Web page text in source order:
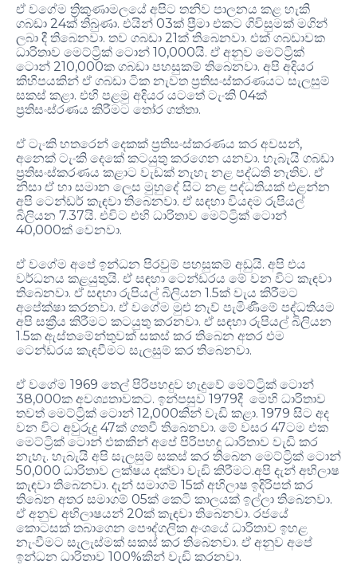
ඒ වගේම ත්‍රිකුණාමලයේ අපිට තනිව පාලනය කළ හැකි
ගබඩා 24ක් තිබුණා. එයින් 03ක් ප්‍රීමා එකට ගිවිසුමක් මගින්
ලබා දී තිබෙනවා. තව ගබඩා 21ක් තිබෙනවා. එක් ගබඩාවක
ධාරිතාව මෙට්ට්‍රික් ටොන් 10,000යි. ඒ අනුව මෙට්ට්‍රික්
ටොන් 210,000ක ගබඩා පහසුකම් තිබෙනවා. අපි අදියර
කිහිපයකින් ඒ ගබඩා ටික නැවත ප්‍රතිසංස්කරණයට සැලසුම්
සකස් කළා. එහි පළමු අදියර යටතේ ටැංකි 04ක්
ප්‍රතිසංස්රණය කිරීමට තෝර ගත්තා.
ඒ ටැංකි හතරෙන් දෙකක් ප්‍රතිසංස්කරණය කර අවසන්,
අනෙක් ටැංකි දෙකේ කටයුතු කරගෙන යනවා. හැබැයි ගබඩා
ප්‍රතිසංස්කරණය කළාට වැඩක් නැහැ නළ පද්ධති නැතිව. ඒ
නිසා ඒ හා සමාන ලෙස මුහුදේ සිට නළ පද්ධතියක් එළන්න
අපි ටෙන්ඩර් කැඳවා තිබෙනවා. ඒ සඳහා වියදම රුපියල්
බිලියන 7.37යි. එවිට එහි ධාරිතාව මෙට්ට්‍රික් ටොන්
40,000ක් වෙනවා.
ඒ වගේම අපේ ඉන්ධන පිරවුම් පහසුකම් අඩුයි. අපි එය
වර්ධනය කළයුතුයි. ඒ සඳහා ටෙන්ඩරය මේ වන විට කැඳවා
තිබෙනවා. ඒ සඳහා රුපියල් බිලියන 1.5ක් වැය කිරීමට
අපේක්ෂා කරනවා. ඒ වගේම මුළු නැව් පැමිණීමේ පද්ධතියම
අපි සක්‍රීය කිරීමට කටයුතු කරනවා. ඒ සඳහා රුපියල් බිලියන
1.5ක ඇස්තමේන්තුවක් සකස් කර තිබෙන අතර එම
ටෙන්ඩරය කැඳවීමට සැලසුම් කර තිබෙනවා.
ඒ වගේම 1969 තෙල් පිරිපහදුව හැදුවේ මෙට්ට්‍රික් ටොන්
38,000ක අවශ්‍යතාවකට. ඉන්පසුව 1979දී මෙහි ධාරිතාව
තවත් මෙට්ට්‍රික් ටොන් 12,000කින් වැඩි කළා. 1979 සිට අද
වන විට අවුරුදු 47ක් ගතවී තිබෙනවා. මේ වසර 47ටම එක
මෙට්ට්‍රික් ටොන් එකකින් අපේ පිරිපහදු ධාරිතාව වැඩි කර
නැහැ. හැබැයි අපි සැලසුම් සකස් කර තිබෙන මෙට්ට්‍රික් ටොන්
50,000 ධාරිතාව ලක්ෂය දක්වා වැඩි කිරීමට.අපි දැන් අභිලාෂ
කැඳවා තිබෙනවා. දැන් සමාගම් 15ක් අභිලාෂ ඉදිරිපත් කර
තිබෙන අතර සමාගම් 05ක් කෙටි කාලයක් ඉල්ලා තිබෙනවා.
ඒ අනුව අභිලාෂයන් 20ක් කැඳවා තිබෙනවා. රජයේ
කොටසක් තබාගෙන පෞද්ගලික අංශයේ ධාරිතාව ඉහළ
නැංවීමට සැලැස්මක් සකස් කර තිබෙනවා. ඒ අනුව අපේ
ඉන්ධන ධාරිතාව 100%කින් වැඩි කරනවා.